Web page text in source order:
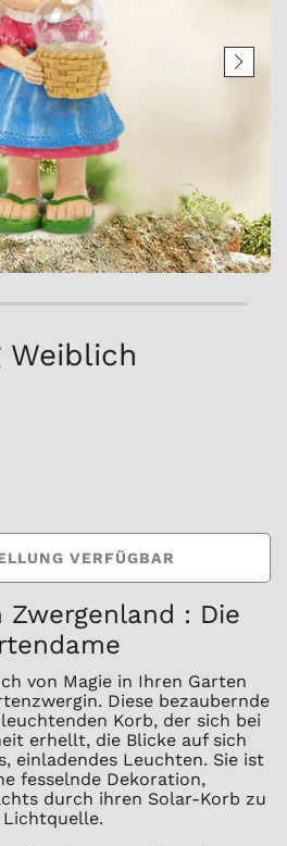
Weiblich
VERFÜGBAR
Zwergenland : Die
von Magie in Ihren Garten
Diese bezaubernde
Korb, der sich bei
erhellt, die Blicke auf sich
einladendes Leuchten. Sie ist
fesselnde Dekoration,
durch ihren Solar-Korb zu